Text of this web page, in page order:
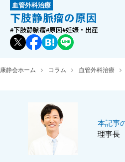
血管外科治療
下肢静脈瘤の原因
#下肢静脈瘤#原因#妊娠・出産
康静会ホーム コラム 血管外科治療
本記事
理事長